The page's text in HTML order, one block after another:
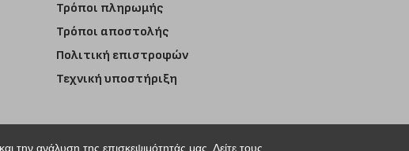
Τρόποι πληρωμής
Τρόποι αποστολής
Πολιτική επιστροφών
Τεχνική υποστήριξη
την ανάλυση της επισκεψιμότητάς μας. Δείτε τους